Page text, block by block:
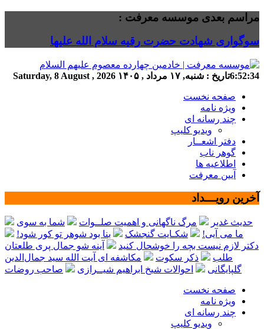
مراسم بعدی موسسه معرفت :
سوگواری شهادت حضرت رقیه سلام الله علیها
6:52:35تاریخ : شنبه, ۱۷ مرداد , ۱۴۰۵ Saturday, 8 August , 2026
صفحه نخست
ویژه نامه
چند رسانه ای
ویدیو کلیپ
دفتر اشعــار
گوهر ناب
اطلاعیه ها
آیین معرفت
آخرین رویـــداد
حدیث غدیر مرگ ناگهانی و اهمیت صلــوات
شما به سوی
ما می آیی!
شکـایت گنجشک
بنا بود شوهر تو کور شود!
دکتر لازم نیست بچه را خوشحال کنید
آینه شو جمال پری طلعتان
طلب
ذکر سکوت
مکاشفه ای آیت الله سید جمال‌الدین
گلپایگانی
احوالات شیخ ابراهیم شیــرازی صاحب روضات
صفحه نخست
ویژه نامه
چند رسانه ای
ویدیو کلیپ